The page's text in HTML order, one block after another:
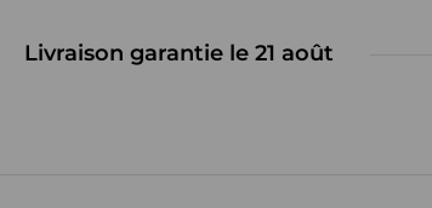
Livraison garantie le 21 août